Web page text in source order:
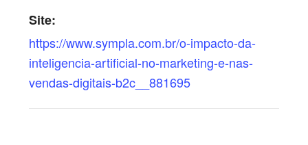
Site:
https://www.sympla.com.br/o-impacto-da-
inteligencia-artificial-no-marketing-e-nas-
vendas-digitais-b2c__881695